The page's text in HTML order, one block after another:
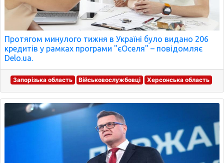
Протягом минулого тижня в Україні було видано 206
кредитів у рамках програми "єОселя" – повідомляє
Delo.ua.
Запорізька область Військовослужбовці Херсонська область